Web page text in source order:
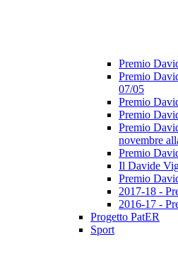
Premio
Premio
07/05
Premio
Premio
Premio
novembre
Premio
Il Davide
Premio
2017-18 -
2016-17 -
Progetto PatER
Sport